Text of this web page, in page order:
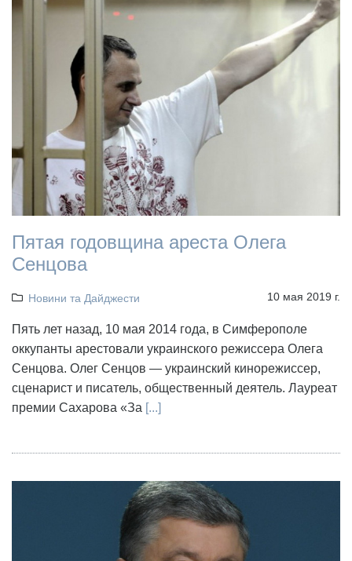
Пятая годовщина ареста Олега
Сенцова
Новини та Дайджести 10 мая 2019 г.
Пять лет назад, 10 мая 2014 года, в Симферополе
оккупанты арестовали украинского режиссера Олега
Сенцова. Олег Сенцов — украинский кинорежиссер,
сценарист и писатель, общественный деятель. Лауреат
премии Сахарова «За [...]